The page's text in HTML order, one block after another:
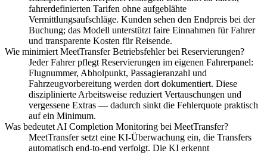
fahrerdefinierten Tarifen ohne aufgeblähte
Vermittlungsaufschläge. Kunden sehen den Endpreis bei der
Buchung; das Modell unterstützt faire Einnahmen für Fahrer
und transparente Kosten für Reisende.
Wie minimiert MeetTransfer Betriebsfehler bei Reservierungen?
Jeder Fahrer pflegt Reservierungen im eigenen Fahrerpanel:
Flugnummer, Abholpunkt, Passagieranzahl und
Fahrzeugvorbereitung werden dort dokumentiert. Diese
disziplinierte Arbeitsweise reduziert Vertauschungen und
vergessene Extras — dadurch sinkt die Fehlerquote praktisch
auf ein Minimum.
Was bedeutet AI Completion Monitoring bei MeetTransfer?
MeetTransfer setzt eine KI-Überwachung ein, die Transfers
automatisch end-to-end verfolgt. Die KI erkennt